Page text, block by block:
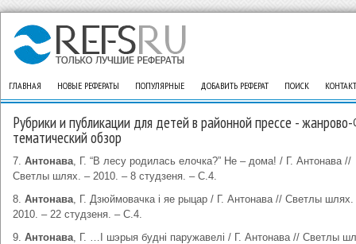
ГЛАВНАЯ НОВЫЕ РЕФЕРАТЫ ПОПУЛЯРНЫЕ ДОБАВИТЬ РЕФЕРАТ ПОИСК
Рубрики и публикации для детей в районной прессе - жанрово-
тематический обзор
7. Антонава, Г. “В лесу родилась елочка?” Не – дома! / Г. Антонава //
Светлы шлях. – 2010. – 8 студзеня. – С.4.
8. Антонава, Г. Дзюймовачка і яе рыцар / Г. Антонава // Светлы шлях.
2010. – 22 студзеня. – С.4.
9. Антонава, Г. …І шэрыя будні паружавелі / Г. Антонава // Светлы